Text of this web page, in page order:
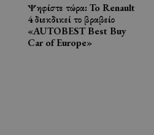
Ψηφίστε τώρα: To Renault
4 διεκδικεί το βραβείο
«AUTOBEST Best Buy
Car of Europe»